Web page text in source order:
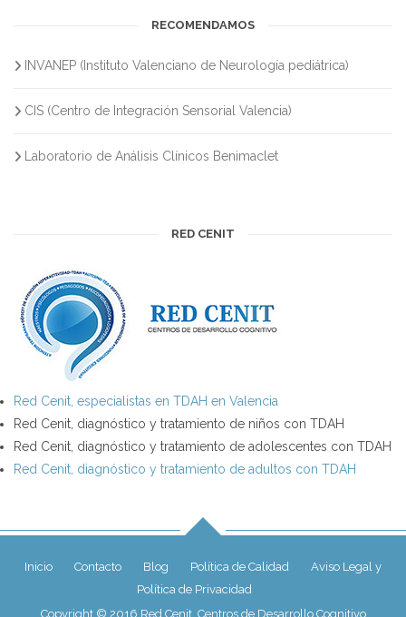
RECOMENDAMOS
INVANEP (Instituto Valenciano de Neurología pediátrica)
CIS (Centro de Integración Sensorial Valencia)
Laboratorio de Análisis Clínicos Benimaclet
RED CENIT
Red Cenit, especialistas en TDAH en Valencia
Red Cenit, diagnóstico y tratamiento de niños con TDAH
Red Cenit, diagnóstico y tratamiento de adolescentes con TDAH
Red Cenit, diagnóstico y tratamiento de adultos con TDAH
Inicio Contacto Blog Política de Calidad
Aviso Legal y
Política de Privacidad
Copyright © 2016 Red Cenit, Centros de Desarrollo Cognitivo